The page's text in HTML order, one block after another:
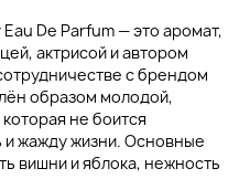
De Parfum — это аромат,
актрисой и автором
с брендом
образом молодой,
не боится
и жажду жизни. Основные
вишни и яблока, нежность